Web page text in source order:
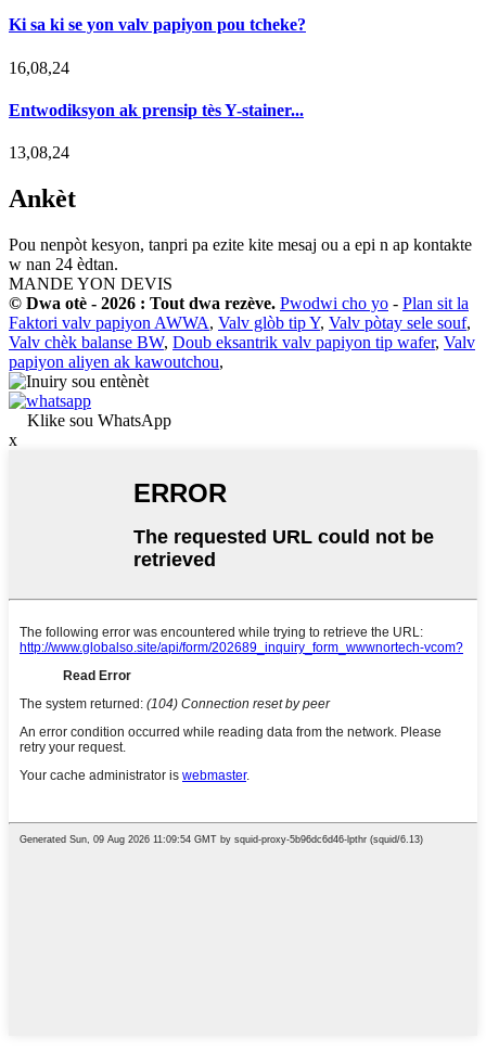
Ki sa ki se yon valv papiyon pou tcheke?
16,08,24
Entwodiksyon ak prensip tès Y-stainer...
13,08,24
Ankèt
Pou nenpòt kesyon, tanpri pa ezite kite mesaj ou a epi n ap kontakte
w nan 24 èdtan.
MANDE YON DEVIS
© Dwa otè - 2026 : Tout dwa rezève. Pwodwi cho yo - Plan sit la
Faktori valv papiyon AWWA, Valv glòb tip Y, Valv pòtay sele souf,
Valv chèk balanse BW, Doub eksantrik valv papiyon tip wafer, Valv
papiyon aliyen ak kawoutchou,
Klike sou WhatsApp
x